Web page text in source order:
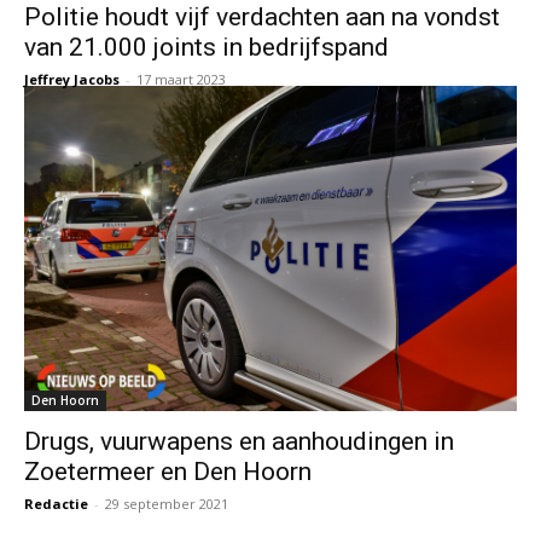
Politie houdt vijf verdachten aan na vondst
van 21.000 joints in bedrijfspand
Jeffrey Jacobs - 17 maart 2023
Den Hoorn
Drugs, vuurwapens en aanhoudingen in
Zoetermeer en Den Hoorn
Redactie - 29 september 2021